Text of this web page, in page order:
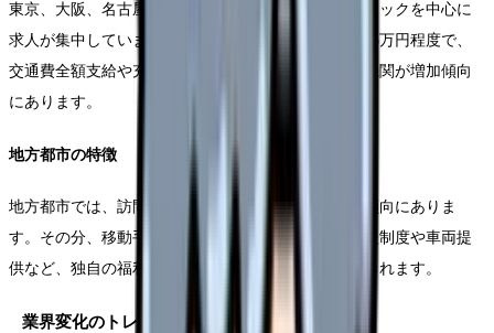
東京、大阪、名古屋などの大都市圏では、専門クリニックを中心に
求人が集中しています。給与水準は月給35万円から45万円程度で、
交通費全額支給や充実した福利厚生を提供する医療機関が増加傾向
にあります。
地方都市の特徴
地方都市では、訪問診療の担当エリアが広域化する傾向にありま
す。その分、移動手当の支給額が高く、また持家支援制度や車両提
供など、独自の福利厚生を設ける医療機関が多くみられます。
業界変化のトレンド分析